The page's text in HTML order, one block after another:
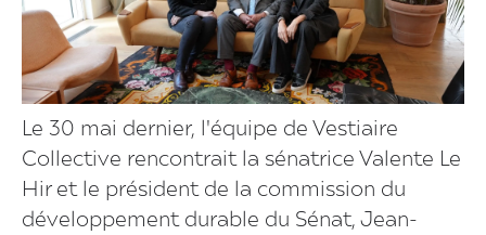
Le 30 mai dernier, l'équipe de Vestiaire
Collective rencontrait la sénatrice Valente Le
Hir et le président de la commission du
développement durable du Sénat, Jean-